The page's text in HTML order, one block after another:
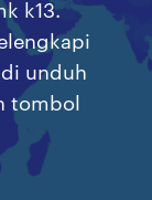
k13.
unduh
tombol